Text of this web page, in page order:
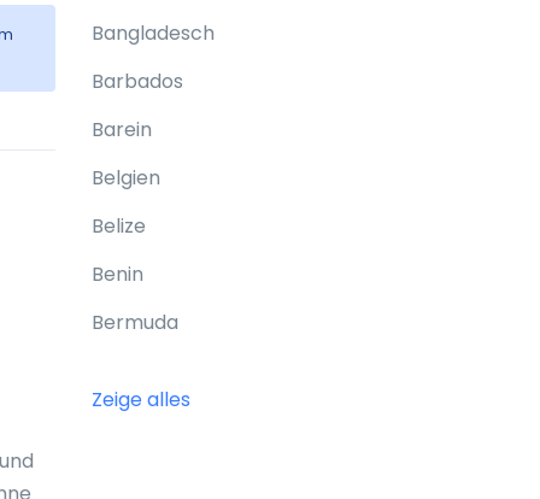
Bangladesch
Barbados
Barein
Belgien
Belize
Benin
Bermuda
Bolivien
Zeige alles